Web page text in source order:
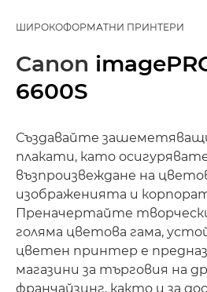
ШИРОКОФОРМАТНИ ПРИНТЕРИ
Canon
6600S
Създавайте
плакати, като
възпроизвеждане на
изображенията и
Преначертайте
голяма цветова гама,
цветен принтер е
магазини за търговия на
франчайзинг, както и за